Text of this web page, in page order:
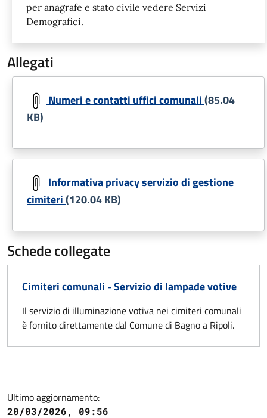
per anagrafe e stato civile vedere Servizi
Demografici.
Allegati
Document
Numeri e contatti uffici comunali(85.04
KB)
Document
Informativa privacy servizio di gestione
cimiteri(120.04 KB)
Schede collegate
Cimiteri comunali - Servizio di lampade votive
Il servizio di illuminazione votiva nei cimiteri comunali
è fornito direttamente dal Comune di Bagno a Ripoli.
Ultimo aggiornamento:
20/03/2026, 09:56